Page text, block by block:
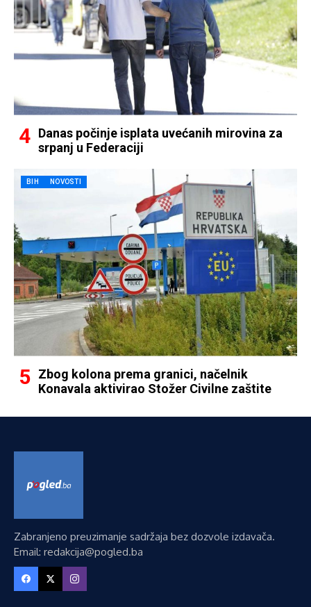
Danas počinje isplata uvećanih mirovina za
srpanj u Federaciji
BIH NOVOSTI
Zbog kolona prema granici, načelnik
Konavala aktivirao Stožer Civilne zaštite
Zabranjeno preuzimanje sadržaja bez dozvole izdavača.
Email: redakcija@pogled.ba